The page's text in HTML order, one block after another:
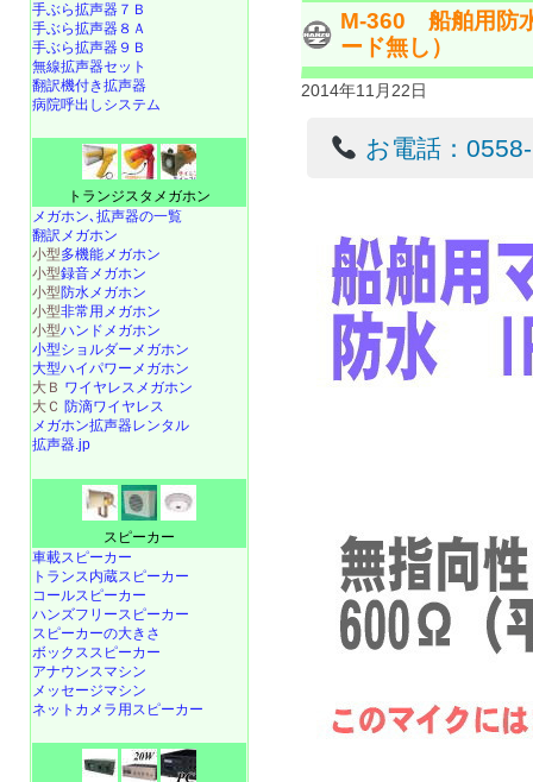
M-360 船舶用防
ード無し）
2014年11月22日
お電話：
手ぶら拡声器７Ｂ
手ぶら拡声器８Ａ
手ぶら拡声器９Ｂ
無線拡声器セット
翻訳機付き拡声器
病院呼出しシステム
トランジスタメガホン
メガホン､拡声器の一覧
翻訳メガホン
小型多機能メガホン
小型録音メガホン
小型防水メガホン
小型非常用メガホン
小型ハンドメガホン
小型ショルダーメガホン
大型ハイパワーメガホン
大Ｂ ワイヤレスメガホン
大Ｃ 防滴ワイヤレス
メガホン拡声器レンタル
拡声器.jp
スピーカー
車載スピーカー
トランス内蔵スピーカー
コールスピーカー
ハンズフリースピーカー
スピーカーの大きさ
ボックススピーカー
アナウンスマシン
メッセージマシン
ネットカメラ用スピーカー